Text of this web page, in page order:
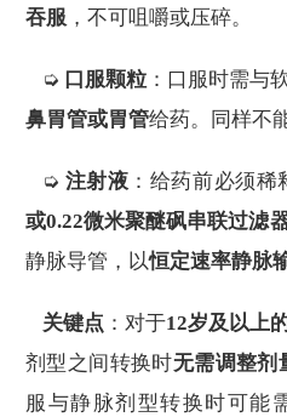
吞服 ，不可咀嚼或压碎。
➭ 口服颗粒 ：口服时需与
鼻胃管或胃管给药。同样不
➭ 注射液 ：给药前必须
或0.22微米聚醚砜串联过滤
静脉导管，以恒定速率静脉
关键点 ：对于12岁及以上
剂型之间转换时无需调整剂
服与静脉剂型转换时可能